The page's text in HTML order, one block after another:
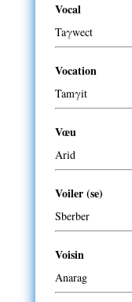
Vocal
Taγwect
Vocation
Tamγit
Vœu
Arid
Voiler (se)
Sberber
Voisin
Anarag